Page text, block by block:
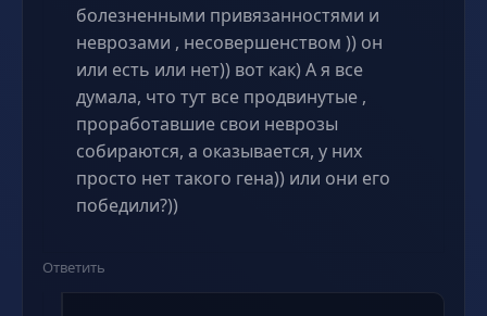
болезненными привязанностями и
неврозами , несовершенством )) он
или есть или нет)) вот как) А я все
думала, что тут все продвинутые ,
проработавшие свои неврозы
собираются, а оказывается, у них
просто нет такого гена)) или они его
победили?))
Ответить